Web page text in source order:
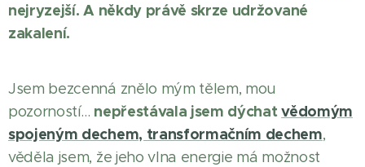
nejryzejší. A někdy právě skrze udržované
zakalení.
Jsem bezcenná znělo mým tělem, mou
pozorností… nepřestávala jsem dýchatvědomým
spojeným dechem, transformačním dechem,
věděla jsem, že jeho vlna energie má možnost